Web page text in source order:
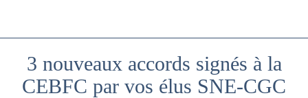
3 nouveaux accords signés à la
CEBFC par vos élus SNE-CGC